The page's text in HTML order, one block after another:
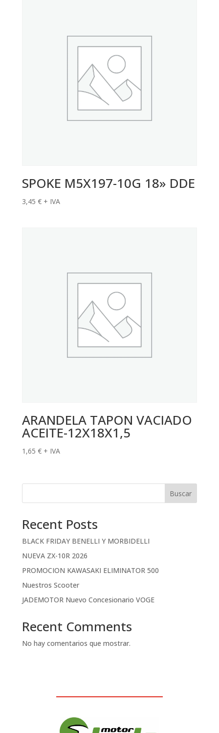
SPOKE M5X197-10G 18» DDE
3,45 € + IVA
ARANDELA TAPON VACIADO
ACEITE-12X18X1,5
1,65 € + IVA
Buscar
Recent Posts
BLACK FRIDAY BENELLI Y MORBIDELLI
NUEVA ZX-10R 2026
PROMOCION KAWASAKI ELIMINATOR 500
Nuestros Scooter
JADEMOTOR Nuevo Concesionario VOGE
Recent Comments
No hay comentarios que mostrar.